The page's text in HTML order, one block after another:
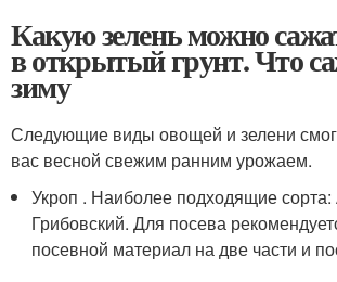
Какую зелень можно
в открытый грунт. Что
зиму
Следующие виды овощей и зелени
вас весной свежим ранним урожаем.
Укроп . Наиболее подходящие сорта:
Грибовский. Для посева
посевной материал на две части и